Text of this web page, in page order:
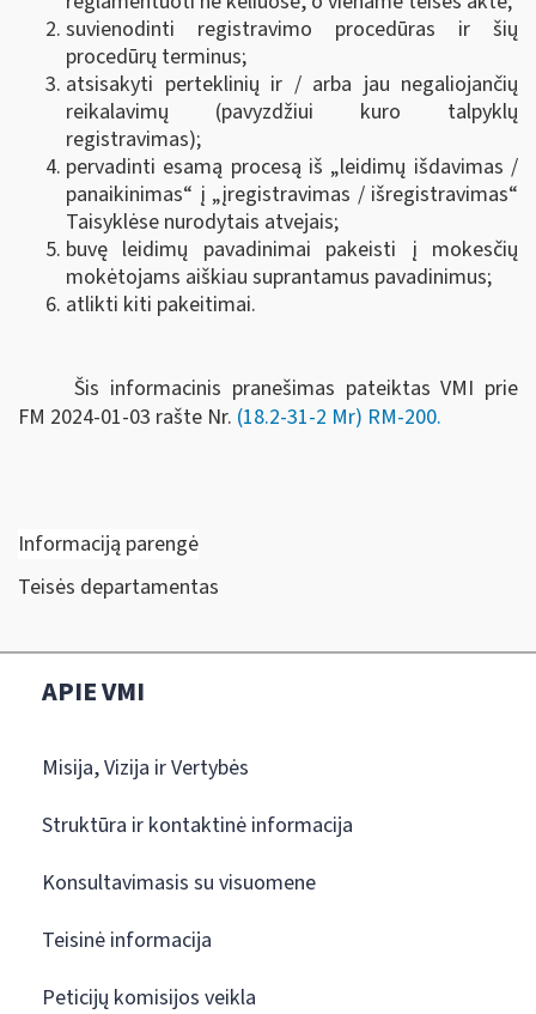
suvienodinti registravimo procedūras ir šių
procedūrų terminus;
atsisakyti perteklinių ir / arba jau negaliojančių
reikalavimų (pavyzdžiui kuro talpyklų
registravimas);
pervadinti esamą procesą iš „leidimų išdavimas /
panaikinimas“ į „įregistravimas / išregistravimas“
Taisyklėse nurodytais atvejais;
buvę leidimų pavadinimai pakeisti į mokesčių
mokėtojams aiškiau suprantamus pavadinimus;
atlikti kiti pakeitimai.
Šis informacinis pranešimas pateiktas VMI prie
FM 2024-01-03 rašte Nr. (18.2-31-2 Mr) RM-200.
Informaciją parengė
Teisės departamentas
APIE VMI
Misija, Vizija ir Vertybės
Struktūra ir kontaktinė informacija
Konsultavimasis su visuomene
Teisinė informacija
Peticijų komisijos veikla